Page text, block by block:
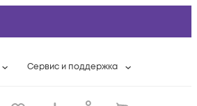
Сервис и поддержка